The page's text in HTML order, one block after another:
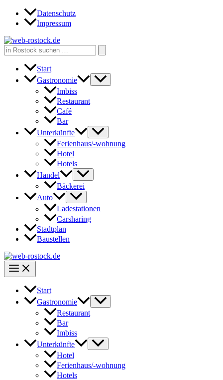
Zum
Inhalt
Datenschutz
Impressum
Search
for:
Start
Gastronomie
Imbiss
Restaurant
Café
Bar
Unterkünfte
Ferienhaus/-wohnung
Hotel
Hotels
Handel
Bäckerei
Auto
Ladestationen
Carsharing
Stadtplan
Baustellen
Start
Gastronomie
Restaurant
Bar
Imbiss
Unterkünfte
Hotel
Ferienhaus/-wohnung
Hotels